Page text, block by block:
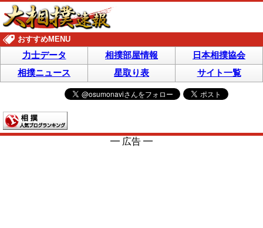
おすすめMENU
力士データ 相撲部屋情報
日本相撲協会
相撲ニュース
星取り表 サイト一覧
━ 広告 ━